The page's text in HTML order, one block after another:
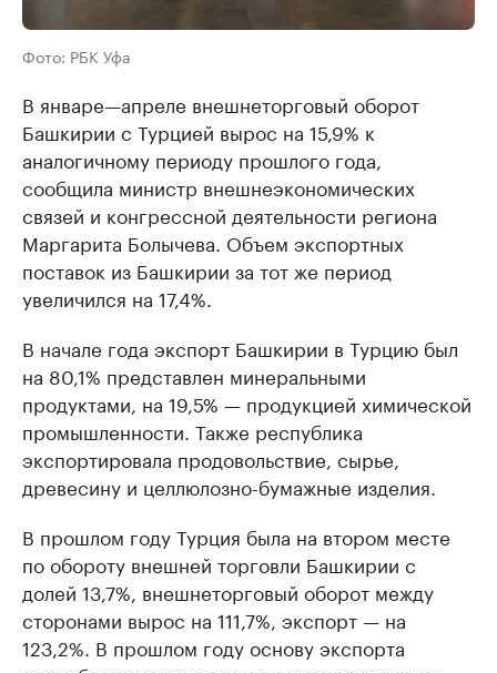
Фото: РБК Уфа
В январе—апреле внешнеторговый оборот
Башкирии с Турцией вырос на 15,9% к
аналогичному периоду прошлого года,
сообщила министр внешнеэкономических
связей и конгрессной деятельности региона
Маргарита Болычева. Объем экспортных
поставок из Башкирии за тот же период
увеличился на 17,4%.
В начале года экспорт Башкирии в Турцию был
на 80,1% представлен минеральными
продуктами, на 19,5% — продукцией химической
промышленности. Также республика
экспортировала продовольствие, сырье,
древесину и целлюлозно-бумажные изделия.
В прошлом году Турция была на втором месте
по обороту внешней торговли Башкирии с
долей 13,7%, внешнеторговый оборот между
сторонами вырос на 111,7%, экспорт — на
123,2%. В прошлом году основу экспорта